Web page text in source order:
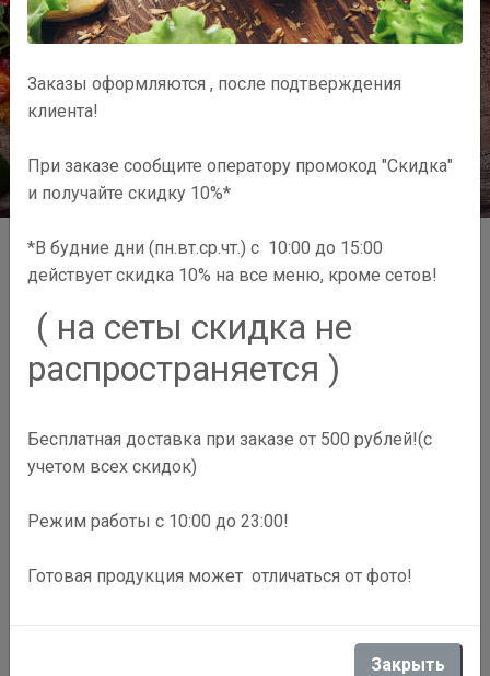
Подробнее
КАТАЛОГ ТОВАРОВ
Заказы оформляются , после подтверждения
клиента!
При заказе сообщите оператору промокод "Скидка"
и получайте скидку 10%*
*В будние дни (пн.вт.ср.чт.) с 10:00 до 15:00
действует скидка 10% на все меню, кроме сетов!
( на сеты скидка не
распространяется )
Бесплатная доставка при заказе от 500 рублей!(с
учетом всех скидок)
Режим работы с 10:00 до 23:00!
Готовая продукция может отличаться от фото!
Закрыть